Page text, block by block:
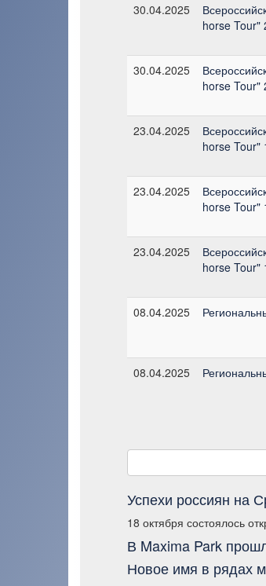
30.04.2025
horse
30.04.2025
horse
23.04.2025
horse
23.04.2025
horse
23.04.2025
horse
08.04.2025
08.04.2025
Успехи россиян на
18 октября состоялось
В Maxima Park
Новое имя в рядах